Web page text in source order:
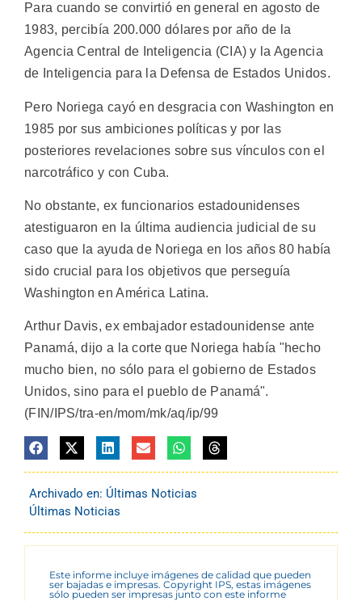
Para cuando se convirtió en general en agosto de
1983, percibía 200.000 dólares por año de la
Agencia Central de Inteligencia (CIA) y la Agencia
de Inteligencia para la Defensa de Estados Unidos.
Pero Noriega cayó en desgracia con Washington en
1985 por sus ambiciones políticas y por las
posteriores revelaciones sobre sus vínculos con el
narcotráfico y con Cuba.
No obstante, ex funcionarios estadounidenses
atestiguaron en la última audiencia judicial de su
caso que la ayuda de Noriega en los años 80 había
sido crucial para los objetivos que perseguía
Washington en América Latina.
Arthur Davis, ex embajador estadounidense ante
Panamá, dijo a la corte que Noriega había "hecho
mucho bien, no sólo para el gobierno de Estados
Unidos, sino para el pueblo de Panamá".
(FIN/IPS/tra-en/mom/mk/aq/ip/99
Archivado en: Últimas Noticias
Últimas Noticias
Este informe incluye imágenes de calidad que pueden
ser bajadas e impresas. Copyright IPS, estas imágenes
sólo pueden ser impresas junto con este informe